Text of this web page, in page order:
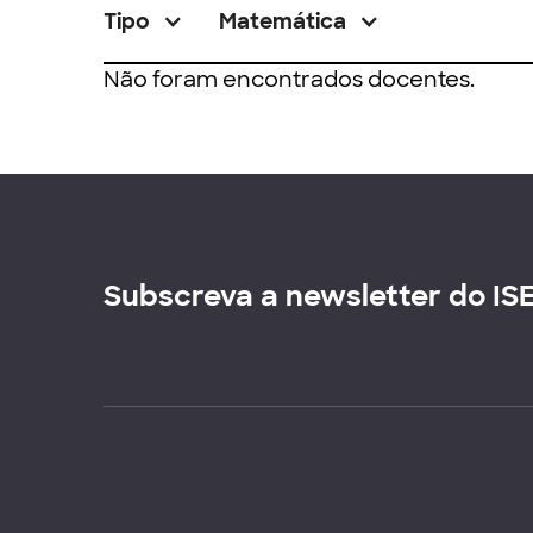
Tipo Matemática
Não foram encontrados docentes.
Subscreva a newsletter do